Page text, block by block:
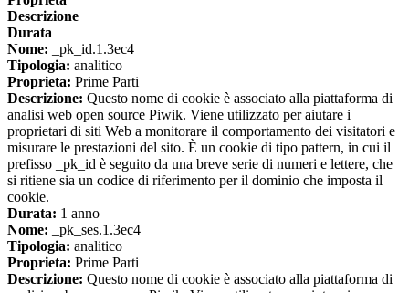
Descrizione
Durata
Nome: _pk_id.1.3ec4
Tipologia: analitico
Proprieta: Prime Parti
Descrizione: Questo nome di cookie è associato alla piattaforma di
analisi web open source Piwik. Viene utilizzato per aiutare i
proprietari di siti Web a monitorare il comportamento dei visitatori e
misurare le prestazioni del sito. È un cookie di tipo pattern, in cui il
prefisso _pk_id è seguito da una breve serie di numeri e lettere, che
si ritiene sia un codice di riferimento per il dominio che imposta il
cookie.
Durata: 1 anno
Nome: _pk_ses.1.3ec4
Tipologia: analitico
Proprieta: Prime Parti
Descrizione: Questo nome di cookie è associato alla piattaforma di